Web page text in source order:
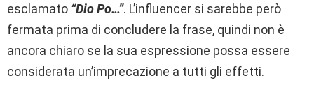
esclamato “Dio Po…”. L’influencer si sarebbe però
fermata prima di concludere la frase, quindi non è
ancora chiaro se la sua espressione possa essere
considerata un’imprecazione a tutti gli effetti.